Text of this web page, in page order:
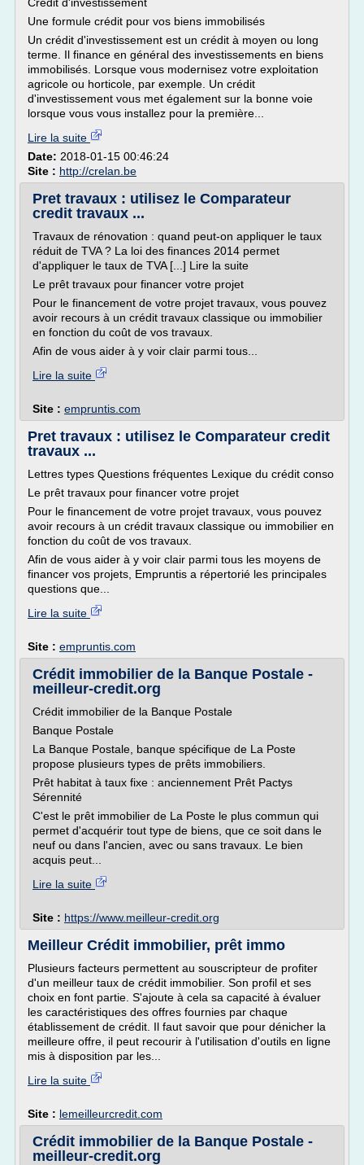
Une formule crédit pour vos biens immobilisés
Un crédit d'investissement est un crédit à moyen ou long
terme. Il finance en général des investissements en biens
immobilisés. Lorsque vous modernisez votre exploitation
agricole ou horticole, par exemple. Un crédit
d'investissement vous met également sur la bonne voie
lorsque vous vous installez pour la première...
Lire la suite
Date: 2018-01-15 00:46:24
Site : http://crelan.be
Pret travaux : utilisez le Comparateur
credit travaux ...
Travaux de rénovation : quand peut-on appliquer le taux
réduit de TVA ? La loi des finances 2014 permet
d'appliquer le taux de TVA [...] Lire la suite
Le prêt travaux pour financer votre projet
Pour le financement de votre projet travaux, vous pouvez
avoir recours à un crédit travaux classique ou immobilier
en fonction du coût de vos travaux.
Afin de vous aider à y voir clair parmi tous...
Lire la suite
Site : empruntis.com
Pret travaux : utilisez le Comparateur credit
travaux ...
Lettres types Questions fréquentes Lexique du crédit conso
Le prêt travaux pour financer votre projet
Pour le financement de votre projet travaux, vous pouvez
avoir recours à un crédit travaux classique ou immobilier en
fonction du coût de vos travaux.
Afin de vous aider à y voir clair parmi tous les moyens de
financer vos projets, Empruntis a répertorié les principales
questions que...
Lire la suite
Site : empruntis.com
Crédit immobilier de la Banque Postale -
meilleur-credit.org
Crédit immobilier de la Banque Postale
Banque Postale
La Banque Postale, banque spécifique de La Poste
propose plusieurs types de prêts immobiliers.
Prêt habitat à taux fixe : anciennement Prêt Pactys
Sérennité
C'est le prêt immobilier de La Poste le plus commun qui
permet d'acquérir tout type de biens, que ce soit dans le
neuf ou dans l'ancien, avec ou sans travaux. Le bien
acquis peut...
Lire la suite
Site : https://www.meilleur-credit.org
Meilleur Crédit immobilier, prêt immo
Plusieurs facteurs permettent au souscripteur de profiter
d'un meilleur taux de crédit immobilier. Son profil et ses
choix en font partie. S'ajoute à cela sa capacité à évaluer
les caractéristiques des offres fournies par chaque
établissement de crédit. Il faut savoir que pour dénicher la
meilleure offre, il peut recourir à l'utilisation d'outils en ligne
mis à disposition par les...
Lire la suite
Site : lemeilleurcredit.com
Crédit immobilier de la Banque Postale -
meilleur-credit.org